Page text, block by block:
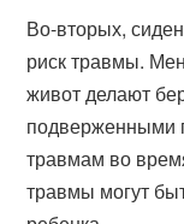
Во-вторых,
риск травмы.
живот делают
подверженными
травмам во
травмы могут